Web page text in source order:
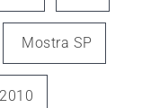
Mostra SP